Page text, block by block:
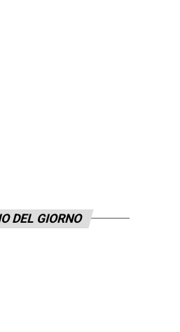
DEL GIORNO